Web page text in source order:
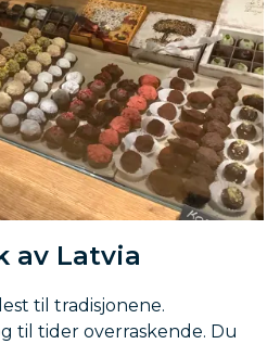
av Latvia
til tradisjonene.
til tider overraskende. Du